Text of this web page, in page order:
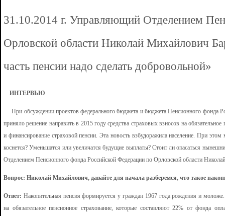
31.10.2014 г. Управляющий Отделением
Орловской области Николай Михайлович
часть пенсии надо сделать добровольной»
ИНТЕРВЬЮ
При обсуждении проектов федерального бюджета и бюджета Пенсионного фонда
приняло решение направить в 2015 году средства страховых взносов на
и финансирование страховой пенсии. Эта новость взбудоражила население. При
коснется? Уменьшатся или увеличатся будущие выплаты? Стоит ли опасаться
Отделением Пенсионного фонда Российской Федерации по Орловской области
Вопрос: Николай Михайлович, давайте для начала разберемся, что такое
Ответ: Накопительная пенсия формируется у граждан 1967 года рождения и
на обязательное пенсионное страхование, которые составляют 22% от фонда